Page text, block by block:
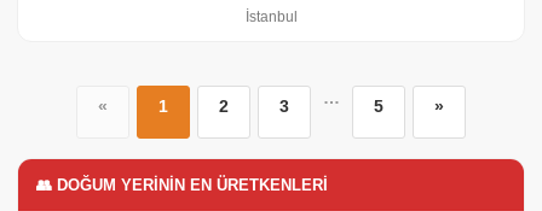
İstanbul
« 1 2 3 … 5 »
👥 DOĞUM YERININ EN ÜRETKENLERI